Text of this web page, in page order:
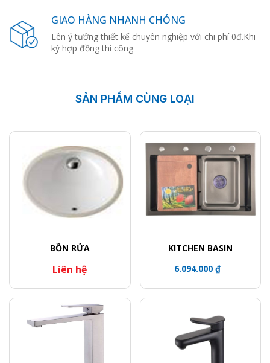
GIAO HÀNG NHANH CHÓNG
Lên ý tưởng thiết kế chuyên nghiệp với chi phí 0đ.Khi
ký hợp đồng thi công
SẢN PHẨM CÙNG LOẠI
BỒN RỬA
Liên hệ
KITCHEN BASIN
6.094.000 ₫